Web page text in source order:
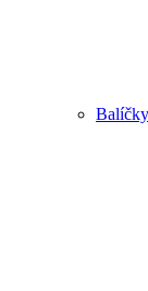
Balíčky